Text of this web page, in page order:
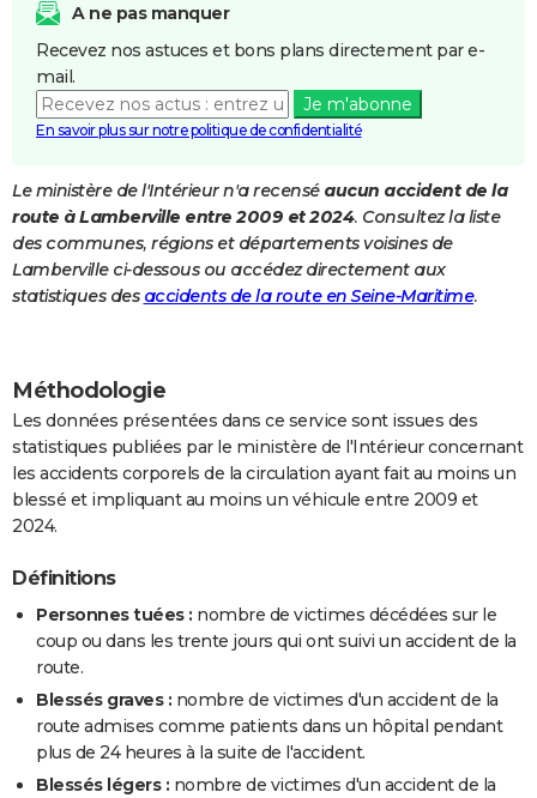
Destinations
City break
Voyage nature
Voyage de noces
Forum
Climat
PHOTO
GUIDES D'ACHAT
BONS PLANS
Carte de Noël
Carte Bonne année
Carte Saint-Valentin
Carte Pâques
Carte d'anniversaire
DICTIONNAIRE
Dictionnaire
Biographies
Citations
Expressions
Proverbes
PROGRAMME TV
FORUM
Bricolage
Television
A ne pas manquer
Recevez nos astuces et bons plans directement par e-
mail.
Je m'abonne
En savoir plus sur notre politique de confidentialité
Le ministère de l'Intérieur n'a recensé aucun accident de la
route à Lamberville entre 2009 et 2024. Consultez la liste
des communes, régions et départements voisines de
Lamberville ci-dessous ou accédez directement aux
statistiques des accidents de la route en Seine-Maritime.
Méthodologie
Les données présentées dans ce service sont issues des
statistiques publiées par le ministère de l'Intérieur concernant
les accidents corporels de la circulation ayant fait au moins un
blessé et impliquant au moins un véhicule entre 2009 et
2024.
Définitions
Personnes tuées : nombre de victimes décédées sur le
coup ou dans les trente jours qui ont suivi un accident de la
route.
Blessés graves : nombre de victimes d'un accident de la
route admises comme patients dans un hôpital pendant
plus de 24 heures à la suite de l'accident.
Blessés légers : nombre de victimes d'un accident de la